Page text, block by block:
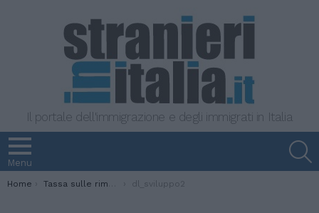
Il portale dell'immigrazione e degli immigrati in Italia
Menu
You are here:
Home Tassa sulle rimesse. Dietrofront del governo: “È inutile e dannosa” dl_sviluppo2